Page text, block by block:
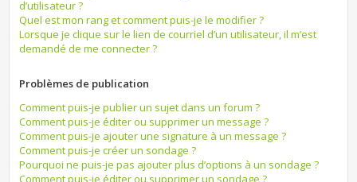
d’utilisateur ?
Quel est mon rang et comment puis-je le modifier ?
Lorsque je clique sur le lien de courriel d’un utilisateur, il m’est
demandé de me connecter ?
Problèmes de publication
Comment puis-je publier un sujet dans un forum ?
Comment puis-je éditer ou supprimer un message ?
Comment puis-je ajouter une signature à un message ?
Comment puis-je créer un sondage ?
Pourquoi ne puis-je pas ajouter plus d’options à un sondage ?
Comment puis-je éditer ou supprimer un sondage ?